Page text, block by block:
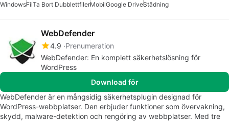
WindowsFilTa Bort DubblettfilerMobilGoogle DriveStädning
WebDefender
4.9 Prenumeration
WebDefender: En komplett säkerhetslösning för
WordPress
Download för
WebDefender är en mångsidig säkerhetsplugin designad för
WordPress-webbplatser. Den erbjuder funktioner som övervakning,
skydd, malware-detektion och rengöring av webbplatser. Med tre